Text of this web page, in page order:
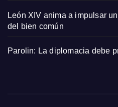
León XIV anima a impulsar
del bien común
Parolin: La diplomacia debe